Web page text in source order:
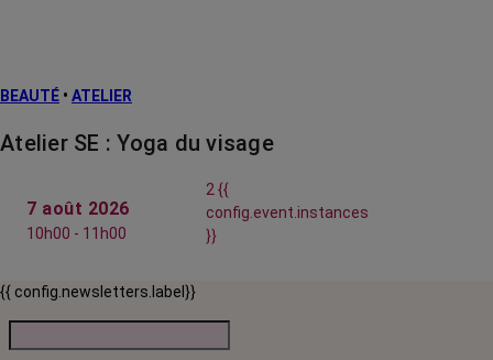
BEAUTÉ • ATELIER
Atelier SE : Yoga du visage
7 août 2026
10h00 - 11h00
2 {{
config.event.instances
}}
{{ config.newsletters.label}}